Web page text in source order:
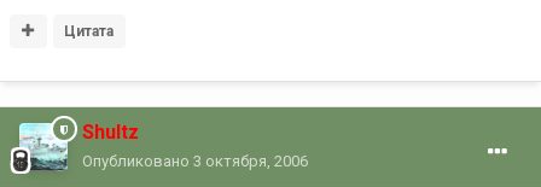
Цитата
Shultz
Опубликовано 3 октября, 2006